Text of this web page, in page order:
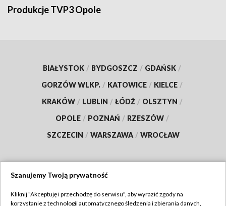
Produkcje TVP3 Opole
BIAŁYSTOK / BYDGOSZCZ / GDAŃSK /
GORZÓW WLKP. / KATOWICE / KIELCE /
KRAKÓW / LUBLIN / ŁÓDŹ / OLSZTYN /
OPOLE / POZNAŃ / RZESZÓW /
SZCZECIN / WARSZAWA / WROCŁAW
Szanujemy Twoją prywatność
Kliknij "Akceptuję i przechodzę do serwisu", aby wyrazić zgody na
korzystanie z technologii automatycznego śledzenia i zbierania danych,